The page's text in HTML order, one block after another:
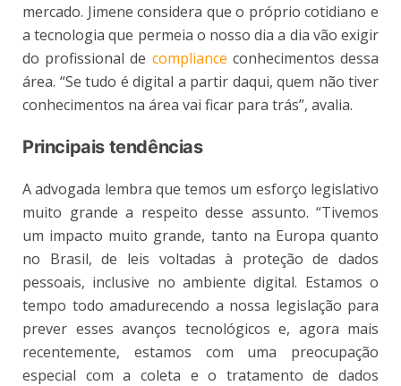
mercado. Jimene considera que o próprio cotidiano e
a tecnologia que permeia o nosso dia a dia vão exigir
do profissional de compliance conhecimentos dessa
área. “Se tudo é digital a partir daqui, quem não tiver
conhecimentos na área vai ficar para trás”, avalia.
Principais tendências
A advogada lembra que temos um esforço legislativo
muito grande a respeito desse assunto. “Tivemos
um impacto muito grande, tanto na Europa quanto
no Brasil, de leis voltadas à proteção de dados
pessoais, inclusive no ambiente digital. Estamos o
tempo todo amadurecendo a nossa legislação para
prever esses avanços tecnológicos e, agora mais
recentemente, estamos com uma preocupação
especial com a coleta e o tratamento de dados